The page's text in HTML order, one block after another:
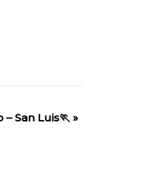
San Luis🏃 »